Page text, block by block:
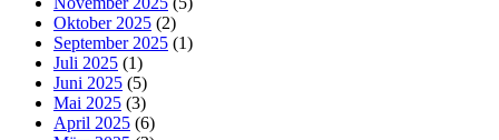
Oktober 2025 (2)
September 2025 (1)
Juli 2025 (1)
Juni 2025 (5)
Mai 2025 (3)
April 2025 (6)